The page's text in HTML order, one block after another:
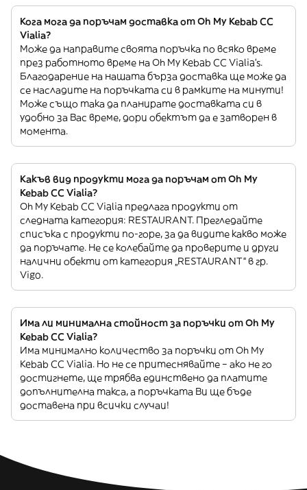
Кога мога да поръчам доставка от Oh My Kebab CC
Vialia?
Може да направите своята поръчка по всяко време
през работното време на Oh My Kebab CC Vialia’s.
Благодарение на нашата бърза доставка ще може да
се насладите на поръчката си в рамките на минути!
Може също така да планирате доставката си в
удобно за Вас време, дори обектът да е затворен в
момента.
Какъв вид продукти мога да поръчам от Oh My
Kebab CC Vialia?
Oh My Kebab CC Vialia предлага продукти от
следната категория: RESTAURANT. Прегледайте
списъка с продукти по-горе, за да видите какво може
да поръчате. Не се колебайте да проверите и други
налични обекти от категория „RESTAURANT“ в гр.
Vigo.
Има ли минимална стойност за поръчки от Oh My
Kebab CC Vialia?
Има минимално количество за поръчки от Oh My
Kebab CC Vialia. Но не се притеснявайте – ако не го
достигнете, ще трябва единствено да платите
допълнителна такса, а поръчката Ви ще бъде
доставена при всички случаи!